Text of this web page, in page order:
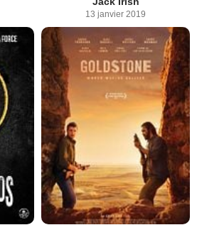
13 janvier 2019